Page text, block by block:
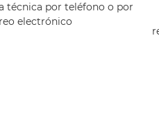
técnica por teléfono o por
electrónico